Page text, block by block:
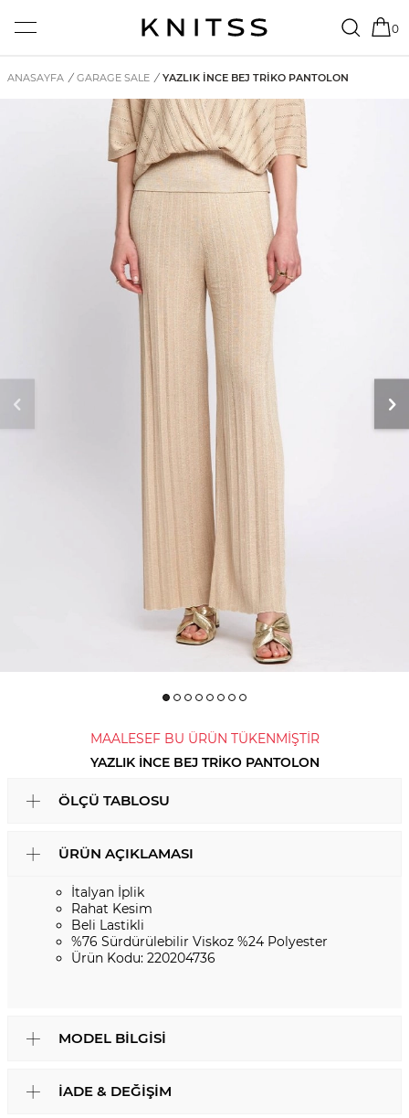
0
ANASAYFA / GARAGE SALE / YAZLIK İNCE BEJ TRIKO PANTOLON
MAALESEF BU ÜRÜN TÜKENMİŞTİR
YAZLIK İNCE BEJ TRIKO PANTOLON
ÖLÇÜ TABLOSU
ÜRÜN AÇIKLAMASI
İtalyan İplik
Rahat Kesim
Beli Lastikli
%76 Sürdürülebilir Viskoz %24 Polyester
Ürün Kodu: 220204736
MODEL BILGISI
İADE & DEĞIŞIM